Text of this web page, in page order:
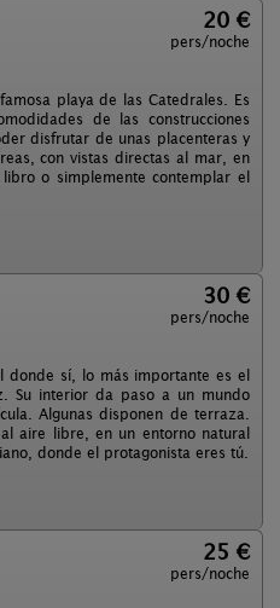
20 €
pers/noche
playa de las Catedrales. Es
de las construcciones
disfrutar de unas placenteras y
con vistas directas al mar, en
o simplemente contemplar el
30 €
pers/noche
donde sí, lo más importante es el
Su interior da paso a un mundo
Algunas disponen de terraza.
aire libre, en un entorno natural
donde el protagonista eres tú.
25 €
pers/noche